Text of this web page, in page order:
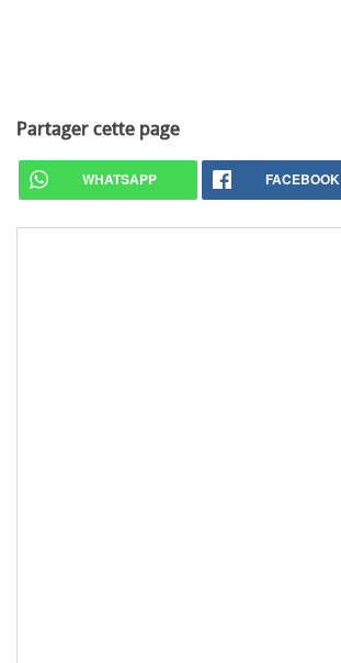
Partager cette page
WHATSAPP FACEBOOK